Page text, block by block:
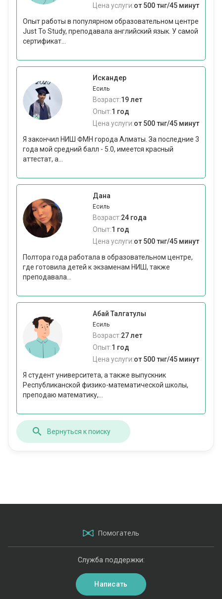
Цена услуги:от 500 тнг/45 минут
Опыт работы в популярном образовательном центре
Just To Study, преподавала английский язык. У самой
сертификат...
Искандер
Есиль
Возраст:19 лет
Опыт:1 год
Цена услуги:от 500 тнг/45 минут
Я закончил НИШ ФМН города Алматы. За последние 3
года мой средний балл - 5.0, имеется красный
аттестат, а...
Дана
Есиль
Возраст:24 года
Опыт:1 год
Цена услуги:от 500 тнг/45 минут
Полтора года работала в образовательном центре,
где готовила детей к экзаменам НИШ, также
преподавала...
Абай Талгатулы
Есиль
Возраст:27 лет
Опыт:1 год
Цена услуги:от 500 тнг/45 минут
Я студент университета, а также выпускник
Республиканской физико-математической школы,
преподаю математику,...
Вернуться к поиску
Помогатель
Служба поддержки:
Написать